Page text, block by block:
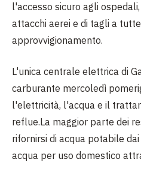
l'accesso sicuro agli
attacchi aerei e di tagli a
approvvigionamento.
L'unica centrale elettrica di
carburante mercoledì
l'elettricità, l'acqua e il
reflue.La maggior parte dei
rifornirsi di acqua potabile
acqua per uso domestico